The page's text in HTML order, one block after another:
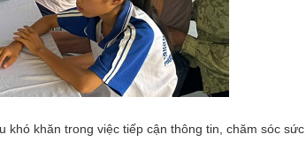
khăn trong việc tiếp cận thông tin, chăm sóc sức